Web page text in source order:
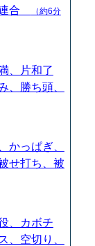
連合
（約6分
、片和了
、勝ち頭、
かっぱぎ、
せ打ち、被
、カボチ
、空切り、